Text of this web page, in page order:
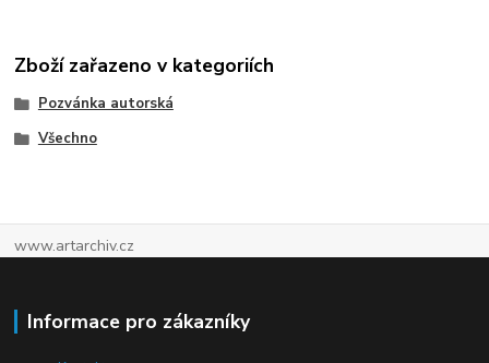
Zboží zařazeno v kategoriích
Pozvánka autorská
Všechno
www.artarchiv.cz
Informace pro zákazníky